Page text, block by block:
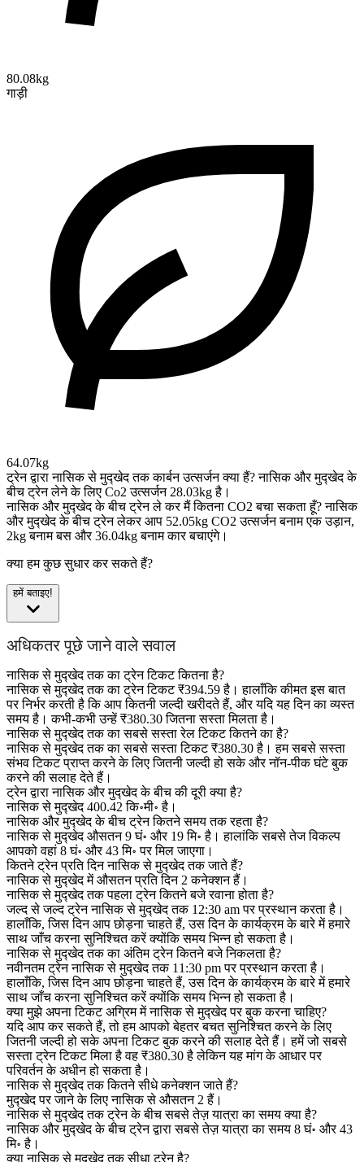
80.08kg
गाड़ी
64.07kg
ट्रेन द्वारा नासिक से मुद्खेद तक कार्बन उत्सर्जन क्या हैं? नासिक और मुद्खेद के
बीच ट्रेन लेने के लिए Co2 उत्सर्जन 28.03kg है।
नासिक और मुद्खेद के बीच ट्रेन ले कर मैं कितना CO2 बचा सकता हूँ? नासिक
और मुद्खेद के बीच ट्रेन लेकर आप 52.05kg CO2 उत्सर्जन बनाम एक उड़ान,
2kg बनाम बस और 36.04kg बनाम कार बचाएंगे।
क्या हम कुछ सुधार कर सकते हैं?
हमें बताइए!
अधिकतर पूछे जाने वाले सवाल
नासिक से मुद्खेद तक का ट्रेन टिकट कितना है?
नासिक से मुद्खेद तक का ट्रेन टिकट ₹394.59 है। हालाँकि कीमत इस बात
पर निर्भर करती है कि आप कितनी जल्दी खरीदते हैं, और यदि यह दिन का व्यस्त
समय है। कभी-कभी उन्हें ₹380.30 जितना सस्ता मिलता है।
नासिक से मुद्खेद तक का सबसे सस्ता रेल टिकट कितने का है?
नासिक से मुद्खेद तक का सबसे सस्ता टिकट ₹380.30 है। हम सबसे सस्ता
संभव टिकट प्राप्त करने के लिए जितनी जल्दी हो सके और नॉन-पीक घंटे बुक
करने की सलाह देते हैं।
ट्रेन द्वारा नासिक और मुद्खेद के बीच की दूरी क्या है?
नासिक से मुद्खेद 400.42 कि॰मी॰ है।
नासिक और मुद्खेद के बीच ट्रेन कितने समय तक रहता है?
नासिक से मुद्खेद औसतन 9 घं॰ और 19 मि॰ है। हालांकि सबसे तेज विकल्प
आपको वहां 8 घं॰ और 43 मि॰ पर मिल जाएगा।
कितने ट्रेन प्रति दिन नासिक से मुद्खेद तक जाते हैं?
नासिक से मुद्खेद में औसतन प्रति दिन 2 कनेक्शन हैं।
नासिक से मुद्खेद तक पहला ट्रेन कितने बजे रवाना होता है?
जल्द से जल्द ट्रेन नासिक से मुद्खेद तक 12:30 am पर प्रस्थान करता है।
हालाँकि, जिस दिन आप छोड़ना चाहते हैं, उस दिन के कार्यक्रम के बारे में हमारे
साथ जाँच करना सुनिश्चित करें क्योंकि समय भिन्न हो सकता है।
नासिक से मुद्खेद तक का अंतिम ट्रेन कितने बजे निकलता है?
नवीनतम ट्रेन नासिक से मुद्खेद तक 11:30 pm पर प्रस्थान करता है।
हालाँकि, जिस दिन आप छोड़ना चाहते हैं, उस दिन के कार्यक्रम के बारे में हमारे
साथ जाँच करना सुनिश्चित करें क्योंकि समय भिन्न हो सकता है।
क्या मुझे अपना टिकट अग्रिम में नासिक से मुद्खेद पर बुक करना चाहिए?
यदि आप कर सकते हैं, तो हम आपको बेहतर बचत सुनिश्चित करने के लिए
जितनी जल्दी हो सके अपना टिकट बुक करने की सलाह देते हैं। हमें जो सबसे
सस्ता ट्रेन टिकट मिला है वह ₹380.30 है लेकिन यह मांग के आधार पर
परिवर्तन के अधीन हो सकता है।
नासिक से मुद्खेद तक कितने सीधे कनेक्शन जाते हैं?
मुद्खेद पर जाने के लिए नासिक से औसतन 2 हैं।
नासिक से मुद्खेद तक ट्रेन के बीच सबसे तेज़ यात्रा का समय क्या है?
नासिक और मुद्खेद के बीच ट्रेन द्वारा सबसे तेज़ यात्रा का समय 8 घं॰ और 43
मि॰ है।
क्या नासिक से मुद्खेद तक सीधा ट्रेन है?